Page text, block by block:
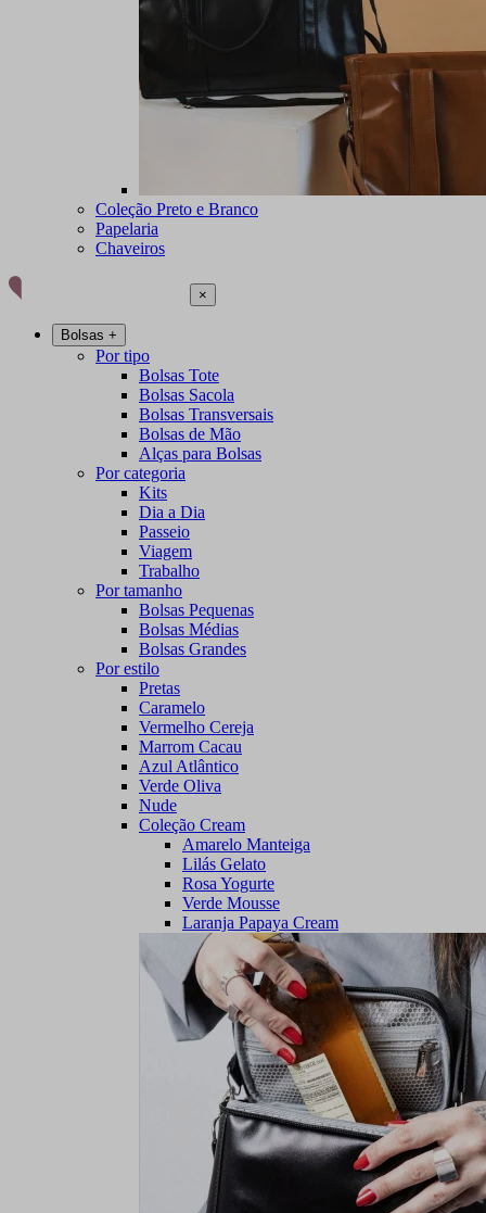
Coleção Preto e Branco
Papelaria
Chaveiros
×
Bolsas +
Por tipo
Bolsas Tote
Bolsas Sacola
Bolsas Transversais
Bolsas de Mão
Alças para Bolsas
Por categoria
Kits
Dia a Dia
Passeio
Viagem
Trabalho
Por tamanho
Bolsas Pequenas
Bolsas Médias
Bolsas Grandes
Por estilo
Pretas
Caramelo
Vermelho Cereja
Marrom Cacau
Azul Atlântico
Verde Oliva
Nude
Coleção Cream
Amarelo Manteiga
Lilás Gelato
Rosa Yogurte
Verde Mousse
Laranja Papaya Cream